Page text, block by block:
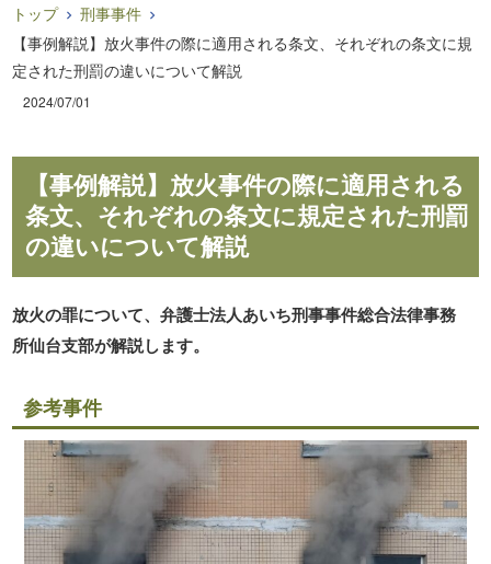
トップ
刑事事件
【事例解説】放火事件の際に適用される条文、それぞれの条文に規
定された刑罰の違いについて解説
2024/07/01
【事例解説】放火事件の際に適用される
条文、それぞれの条文に規定された刑罰
の違いについて解説
放火の罪について、弁護士法人あいち刑事事件総合法律事務
所仙台支部が解説します。
参考事件